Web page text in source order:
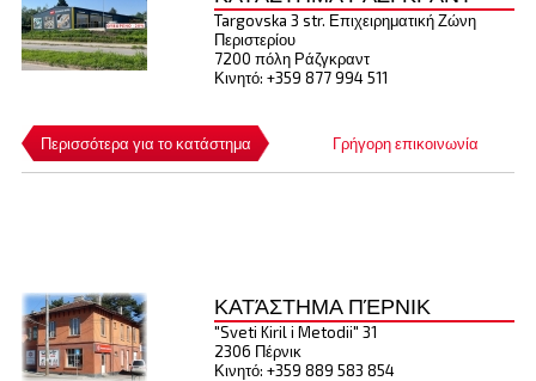
Περισσότερα για το κατάστημα Γρήγορη επικοινωνία
Targovska 3 str. Επιχειρηματική Ζώνη
Περιστερίου
7200 πόλη Ράζγκραντ
Κινητό: +359 877 994 511
ΚΑΤΆΣΤΗΜΑ ΠΈΡΝΙΚ
"Sveti Kiril i Metodii" 31
2306 Πέρνικ
Κινητό: +359 889 583 854